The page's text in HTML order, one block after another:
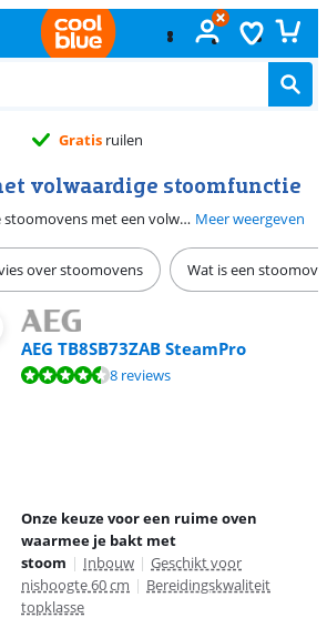
Gratis ruilen
volwaardige stoomfunctie
Op deze pagina vind je stoomovens met een volwaardige stoomfunctie. Ovens met deze functie zijn geschikt om volledige maaltijden in te garen. Koken met stoom is een stuk gezonder, omdat je geen gebruik maakt van boter of olie. Bovendien blijft de smaak en vitamines van je eten behouden. Alles wat je normaal in een pan zou koken, leg je nu in de oven. Denk aan aardappelen, groentes en vis. Maar ook pasta, rijst of gedroogd fruit stoom je gemakkelijk gaar. Heb je een stoomoven, dan heb je in principe geen kookplaat meer nodig omdat je je eten in de oven 'kookt'. Meer weergeven
over stoomovens Wat is een
AEG TB8SB73ZAB SteamPro
10, gebaseerd op 8 reviews.
8 reviews
Onze keuze voor een ruime oven
waarmee je bakt met
stoom | Inbouw | Geschikt voor
nishoogte 60 cm | Bereidingskwaliteit
topklasse